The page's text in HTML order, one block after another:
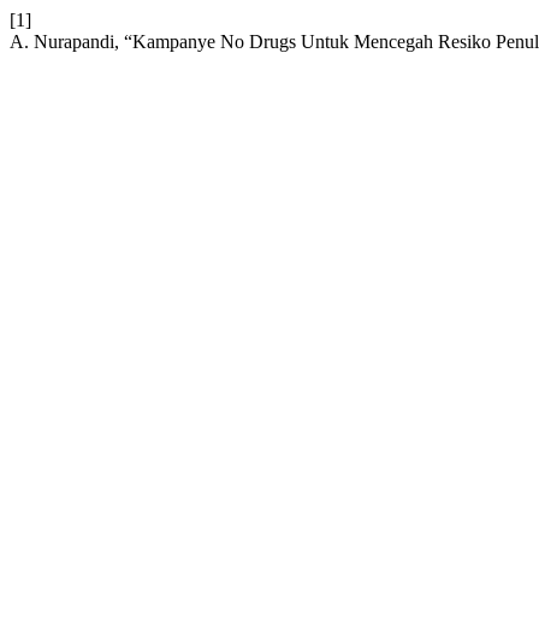
[1]
A. Nurapandi, “Kampanye No Drugs Untuk Mencegah Resiko